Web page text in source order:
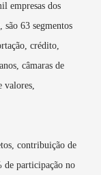
empresas dos
são 63 segmentos
crédito,
câmaras de
valores,
contribuição de
de participação no